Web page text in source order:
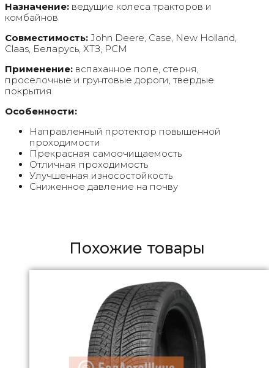
Назначение: ведущие колеса тракторов и
комбайнов
Совместимость: John Deere, Case, New Holland,
Claas, Беларусь, ХТЗ, РСМ
Применение: вспаханное поле, стерня,
проселочные и грунтовые дороги, твердые
покрытия.
Особенности:
Направленный протектор повышенной
проходимости
Прекрасная самоочищаемость
Отличная проходимость
Улучшенная износостойкость
Сниженное давление на почву
Похожие товары